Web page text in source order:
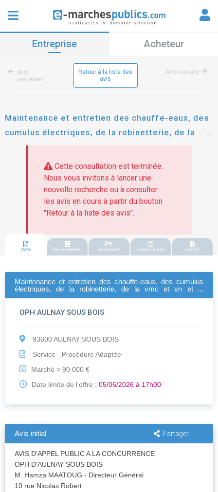
Entreprise Acheteur
Avis
précédent
Retour à la liste des
avis
Avis suivant
Maintenance et entretien des chauffe-eaux, des
cumulus électriques, de la robinetterie, de la
vmc et vn et le ramonage des conduits de gaz
Cette consultation est terminée.
Nous vous invitons à lancer une
nouvelle recherche ou à consulter
les avis en cours à partir du bouton
"Retour à la liste des avis".
AVIS REGLEMENT DOSSIER QUESTIONS DEPOT
Maintenance et entretien des chauffe-eaux, des cumulus
électriques, de la robinetterie, de la vmc et vn et le
OPH AULNAY SOUS BOIS
93600 AULNAY SOUS BOIS
Service - Procédure Adaptée
€
Marché > 90 000 €
Date limite de l'offre : 05/06/2026 à 17h00
Avis initial Partager
AVIS D'APPEL PUBLIC A LA CONCURRENCE
OPH D'AULNAY SOUS BOIS
M. Hamza MAATOUG - Directeur Général
10 rue Nicolas Robert